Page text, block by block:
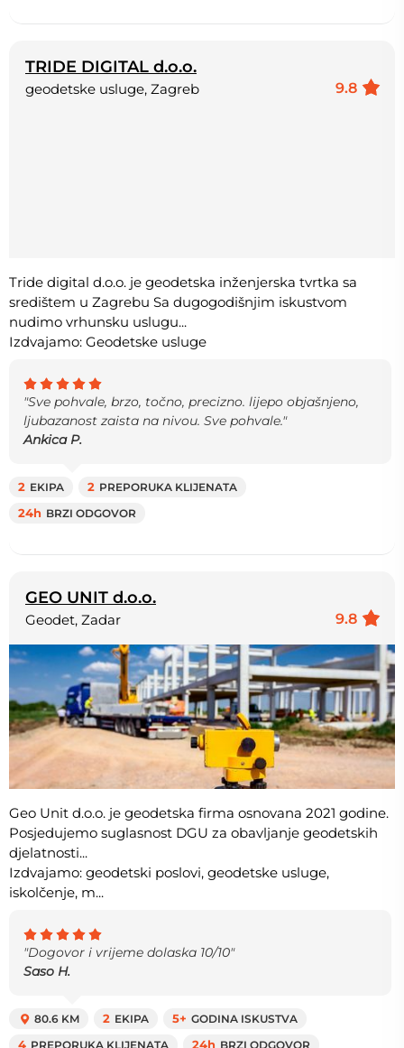
TRIDE DIGITAL d.o.o.
9.8
geodetske usluge, Zagreb
Tride digital d.o.o. je geodetska inženjerska tvrtka sa
središtem u Zagrebu Sa dugogodišnjim iskustvom
nudimo vrhunsku uslugu...
Izdvajamo: Geodetske usluge
"Sve pohvale, brzo, točno, precizno. lijepo objašnjeno,
ljubazanost zaista na nivou. Sve pohvale."
Ankica P.
2 EKIPA 2 PREPORUKA KLIJENATA
24h BRZI ODGOVOR
GEO UNIT d.o.o.
9.8
Geodet, Zadar
Geo Unit d.o.o. je geodetska firma osnovana 2021 godine.
Posjedujemo suglasnost DGU za obavljanje geodetskih
djelatnosti...
Izdvajamo: geodetski poslovi, geodetske usluge,
iskolčenje, m...
"Dogovor i vrijeme dolaska 10/10"
Saso H.
80.6 KM 2 EKIPA 5+ GODINA ISKUSTVA
4 PREPORUKA KLIJENATA 24h BRZI ODGOVOR